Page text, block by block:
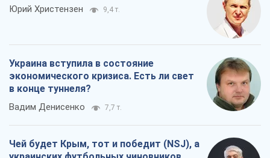
Юрий Христензен 9,4 т.
Украина вступила в состояние
экономического кризиса. Есть ли свет
в конце туннеля?
Вадим Денисенко 7,7 т.
Чей будет Крым, тот и победит (NSJ), а